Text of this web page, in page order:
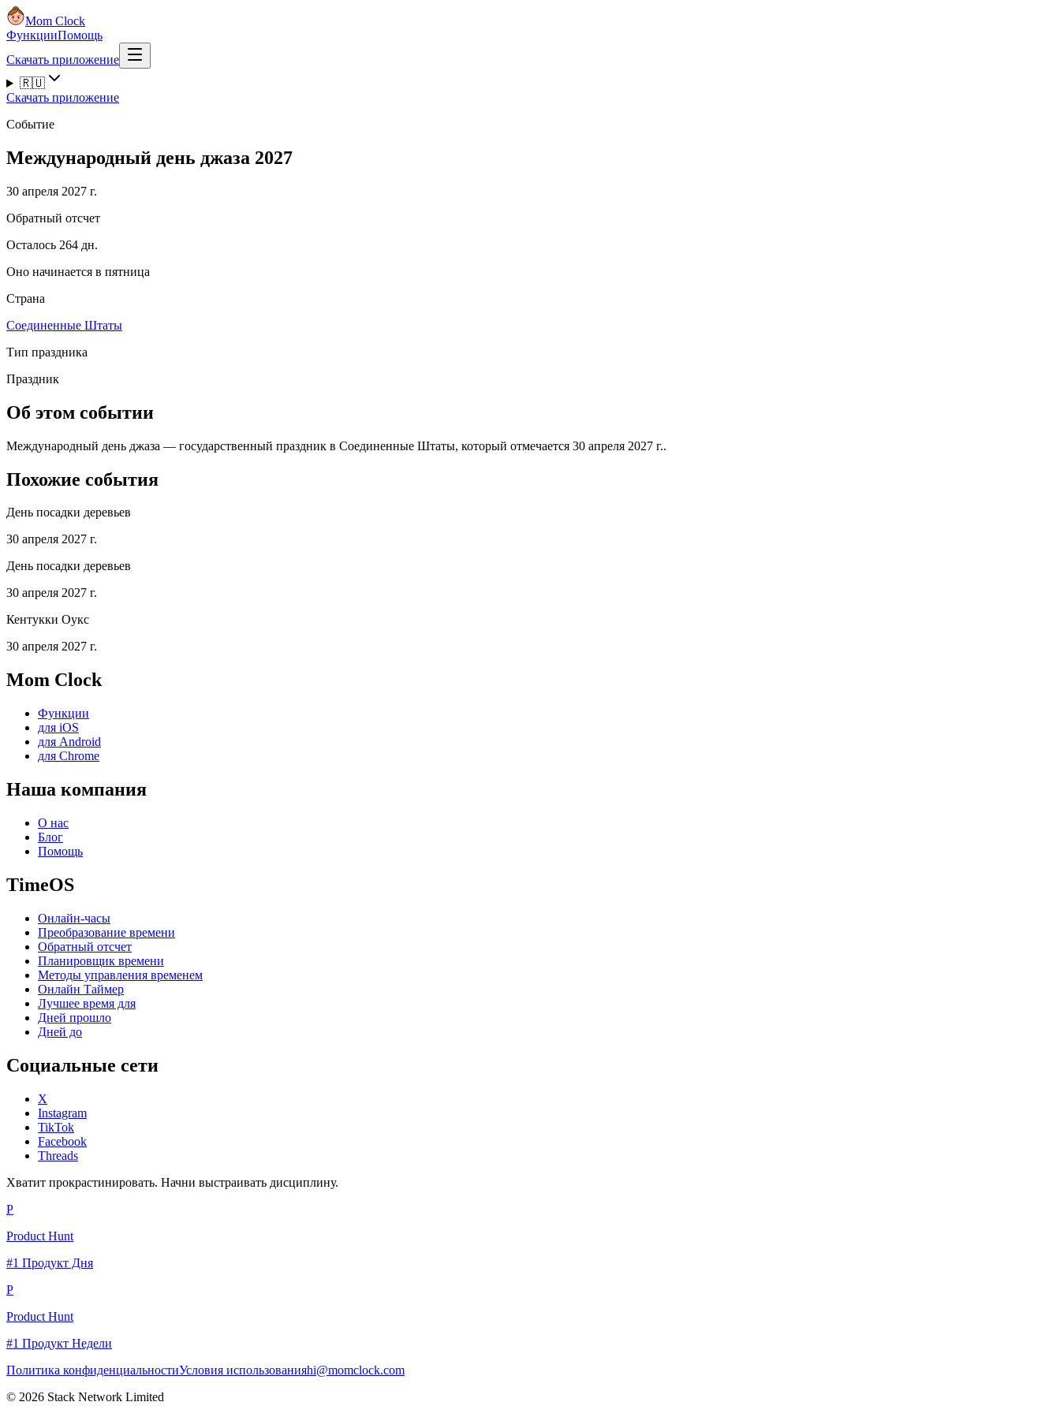
Mom Clock
ФункцииПомощь
Скачать приложение
🇷🇺
Скачать приложение
Событие
Международный день джаза 2027
30 апреля 2027 г.
Обратный отсчет
Осталось 264 дн.
Оно начинается в пятница
Страна
Соединенные Штаты
Тип праздника
Праздник
Об этом событии
Международный день джаза — государственный праздник в Соединенные Штаты, который отмечается 30 апреля 2027 г..
Похожие события
День посадки деревьев
30 апреля 2027 г.
День посадки деревьев
30 апреля 2027 г.
Кентукки Оукс
30 апреля 2027 г.
Mom Clock
Функции
для iOS
для Android
для Chrome
Наша компания
О нас
Блог
Помощь
TimeOS
Онлайн-часы
Преобразование времени
Обратный отсчет
Планировщик времени
Методы управления временем
Онлайн Таймер
Лучшее время для
Дней прошло
Дней до
Социальные сети
X
Instagram
TikTok
Facebook
Threads
Хватит прокрастинировать. Начни выстраивать дисциплину.
P
Product Hunt
#1 Продукт Дня
P
Product Hunt
#1 Продукт Недели
Политика конфиденциальностиУсловия использованияhi@momclock.com
© 2026 Stack Network Limited